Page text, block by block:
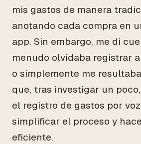
mis gastos de manera
anotando cada compra en
app. Sin embargo, me di
menudo olvidaba registrar
o simplemente me
que, tras investigar un
el registro de gastos por
simplificar el proceso y
eficiente.